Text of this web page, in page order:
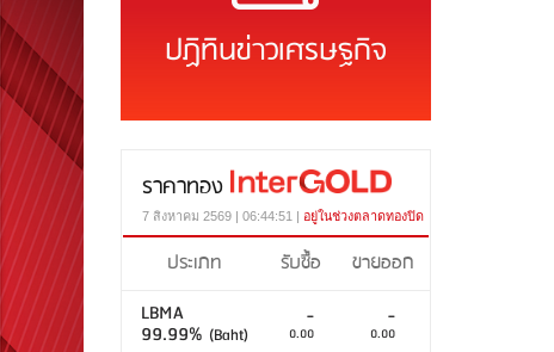
ปฏิทินข่าวเศรษฐกิจ
ราคาทอง
7 สิงหาคม 2569 | 06:44:51 | อยู่ในช่วงตลาดทองปิด
ประเภท รับซื้อ
ขายออก
LBMA
99.99% (Baht)
-
0.00
-
0.00